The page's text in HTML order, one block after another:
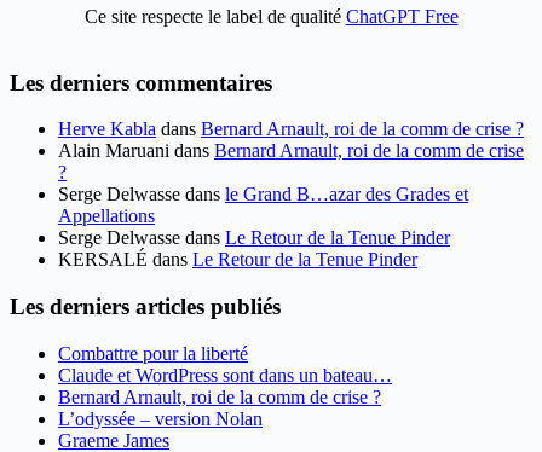
Ce site respecte le label de qualité ChatGPT Free
Les derniers commentaires
Herve Kabla dans Bernard Arnault, roi de la comm de crise ?
Alain Maruani dans Bernard Arnault, roi de la comm de crise
?
Serge Delwasse dans le Grand B…azar des Grades et
Appellations
Serge Delwasse dans Le Retour de la Tenue Pinder
KERSALÉ dans Le Retour de la Tenue Pinder
Les derniers articles publiés
Combattre pour la liberté
Claude et WordPress sont dans un bateau…
Bernard Arnault, roi de la comm de crise ?
L’odyssée – version Nolan
Graeme James